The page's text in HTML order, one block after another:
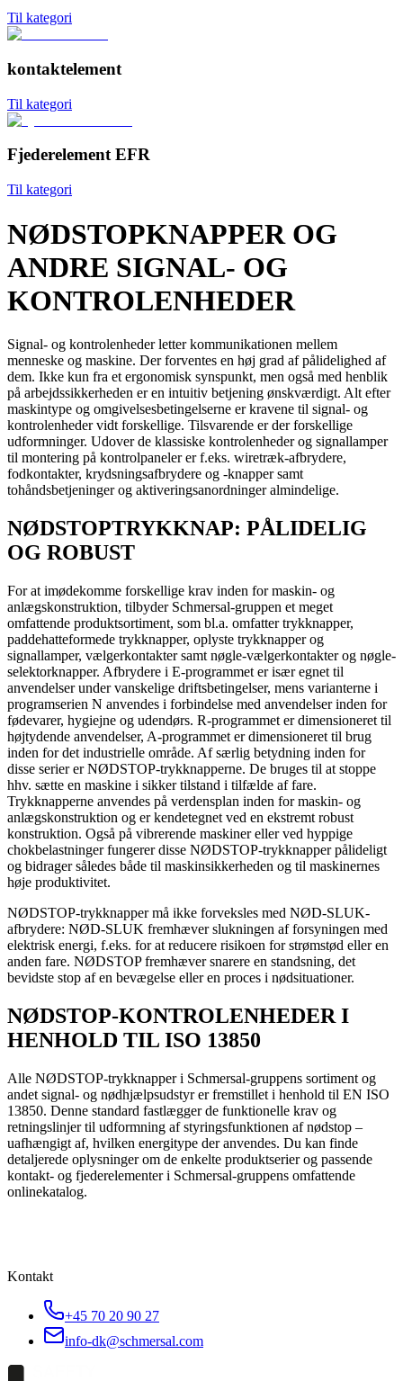
Til kategori
kontaktelement
Til kategori
Fjederelement EFR
Til kategori
NØDSTOPKNAPPER OG
ANDRE SIGNAL- OG
KONTROLENHEDER
Signal- og kontrolenheder letter kommunikationen mellem
menneske og maskine. Der forventes en høj grad af pålidelighed af
dem. Ikke kun fra et ergonomisk synspunkt, men også med henblik
på arbejdssikkerheden er en intuitiv betjening ønskværdigt. Alt efter
maskintype og omgivelsesbetingelserne er kravene til signal- og
kontrolenheder vidt forskellige. Tilsvarende er der forskellige
udformninger. Udover de klassiske kontrolenheder og signallamper
til montering på kontrolpaneler er f.eks. wiretræk-afbrydere,
fodkontakter, krydsningsafbrydere og -knapper samt
tohåndsbetjeninger og aktiveringsanordninger almindelige.
NØDSTOPTRYKKNAP: PÅLIDELIG
OG ROBUST
For at imødekomme forskellige krav inden for maskin- og
anlægskonstruktion, tilbyder Schmersal-gruppen et meget
omfattende produktsortiment, som bl.a. omfatter trykknapper,
paddehatteformede trykknapper, oplyste trykknapper og
signallamper, vælgerkontakter samt nøgle-vælgerkontakter og nøgle-
selektorknapper. Afbrydere i E-programmet er især egnet til
anvendelser under vanskelige driftsbetingelser, mens varianterne i
programserien N anvendes i forbindelse med anvendelser inden for
fødevarer, hygiejne og udendørs. R-programmet er dimensioneret til
højtydende anvendelser, A-programmet er dimensioneret til brug
inden for det industrielle område. Af særlig betydning inden for
disse serier er NØDSTOP-trykknapperne. De bruges til at stoppe
hhv. sætte en maskine i sikker tilstand i tilfælde af fare.
Trykknapperne anvendes på verdensplan inden for maskin- og
anlægskonstruktion og er kendetegnet ved en ekstremt robust
konstruktion. Også på vibrerende maskiner eller ved hyppige
chokbelastninger fungerer disse NØDSTOP-trykknapper pålideligt
og bidrager således både til maskinsikkerheden og til maskinernes
høje produktivitet.
NØDSTOP-trykknapper må ikke forveksles med NØD-SLUK-
afbrydere: NØD-SLUK fremhæver slukningen af forsyningen med
elektrisk energi, f.eks. for at reducere risikoen for strømstød eller en
anden fare. NØDSTOP fremhæver snarere en standsning, det
bevidste stop af en bevægelse eller en proces i nødsituationer.
NØDSTOP-KONTROLENHEDER I
HENHOLD TIL ISO 13850
Alle NØDSTOP-trykknapper i Schmersal-gruppens sortiment og
andet signal- og nødhjælpsudstyr er fremstillet i henhold til EN ISO
13850. Denne standard fastlægger de funktionelle krav og
retningslinjer til udformning af styringsfunktionen af nødstop –
uafhængigt af, hvilken energitype der anvendes. Du kan finde
detaljerede oplysninger om de enkelte produktserier og passende
kontakt- og fjederelementer i Schmersal-gruppens omfattende
onlinekatalog.
Kontakt
+45 70 20 90 27
info-dk@schmersal.com